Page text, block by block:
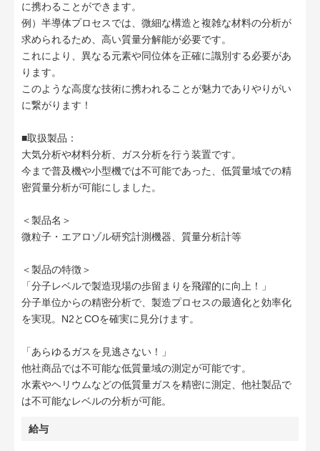
に携わることができます。
例）半導体プロセスでは、微細な構造と複雑な材料の分析が
求められるため、高い質量分解能が必要です。
これにより、異なる元素や同位体を正確に識別する必要があ
ります。
このような高度な技術に携われることが魅力でありやりがい
に繋がります！
■取扱製品：
大気分析や材料分析、ガス分析を行う装置です。
今まで普及機や小型機では不可能であった、低質量域での精
密質量分析が可能にしました。
＜製品名＞
微粒子・エアロゾル研究計測機器、質量分析計等
＜製品の特徴＞
「分子レベルで製造現場の歩留まりを飛躍的に向上！」
分子単位からの精密分析で、製造プロセスの最適化と効率化
を実現。N2とCOを確実に見分けます。
「あらゆるガスを見逃さない！」
他社商品では不可能な低質量域の測定が可能です。
水素やヘリウムなどの低質量ガスを精密に測定、他社製品で
は不可能なレベルの分析が可能。
給与